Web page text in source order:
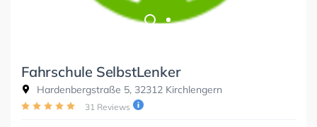
Fahrschule SelbstLenker
Hardenbergstraße 5, 32312 Kirchlengern
31 Reviews